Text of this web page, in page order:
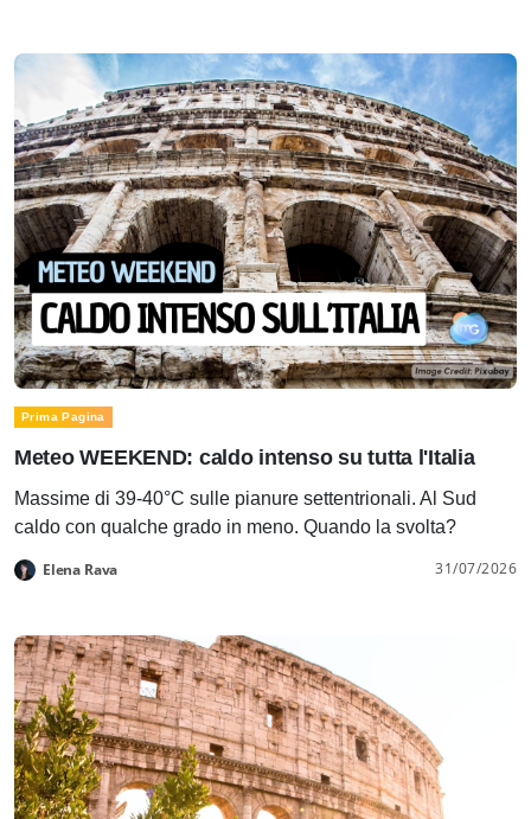
Prima Pagina
Meteo WEEKEND: caldo intenso su tutta l'Italia
Massime di 39-40°C sulle pianure settentrionali. Al Sud
caldo con qualche grado in meno. Quando la svolta?
Elena Rava 31/07/2026